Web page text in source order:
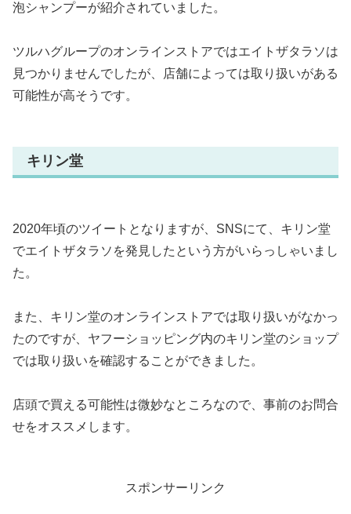
泡シャンプーが紹介されていました。
ツルハグループのオンラインストアではエイトザタラソは
見つかりませんでしたが、店舗によっては取り扱いがある
可能性が高そうです。
キリン堂
2020年頃のツイートとなりますが、SNSにて、キリン堂
でエイトザタラソを発見したという方がいらっしゃいまし
た。
また、キリン堂のオンラインストアでは取り扱いがなかっ
たのですが、ヤフーショッピング内のキリン堂のショップ
では取り扱いを確認することができました。
店頭で買える可能性は微妙なところなので、事前のお問合
せをオススメします。
スポンサーリンク